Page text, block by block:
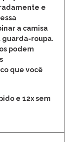
e
a camisa
guarda-roupa.
podem
que você
e 12x sem